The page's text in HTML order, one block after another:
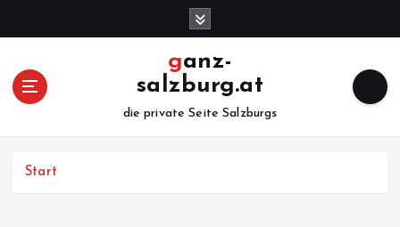
ganz-
salzburg.at
die private Seite Salzburgs
Start